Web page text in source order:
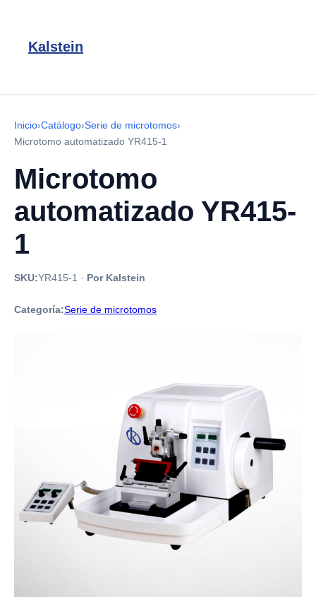
Kalstein
Inicio›Catálogo›Serie de microtomos›
Microtomo automatizado YR415-1
Microtomo
automatizado YR415-
1
SKU:YR415-1 · Por Kalstein
Categoría:Serie de microtomos